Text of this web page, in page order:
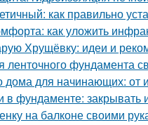
как правильно
как уложить
Хрущёвку: идеи и
ленточного фундамента
дома для начинающих: от
в фундаменте: закрывать
на балконе своими